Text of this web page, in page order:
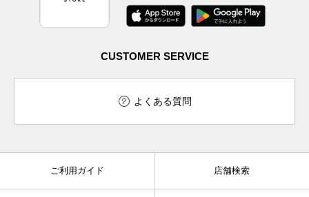
CUSTOMER SERVICE
よくある質問
ご利用ガイド 店舗検索